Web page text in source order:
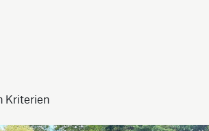
Kriterien